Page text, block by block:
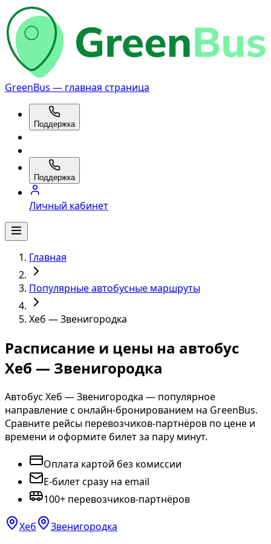
GreenBus — главная страница
Поддержка
Поддержка
Личный кабинет
Главная
Популярные автобусные маршруты
Хеб — Звенигородка
Расписание и цены на автобус
Хеб — Звенигородка
Автобус Хеб — Звенигородка — популярное
направление с онлайн-бронированием на GreenBus.
Сравните рейсы перевозчиков-партнёров по цене и
времени и оформите билет за пару минут.
Оплата картой без комиссии
E-билет сразу на email
100+ перевозчиков-партнёров
Хеб Звенигородка